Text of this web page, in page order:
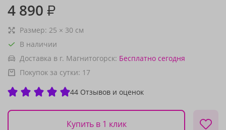
4 890 ₽
Размер: 25 × 30 см
В наличии
Доставка в г. Магнитогорск: Бесплатно сегодня
Покупок за сутки: 17
44 Отзывов и оценок
Купить в 1 клик